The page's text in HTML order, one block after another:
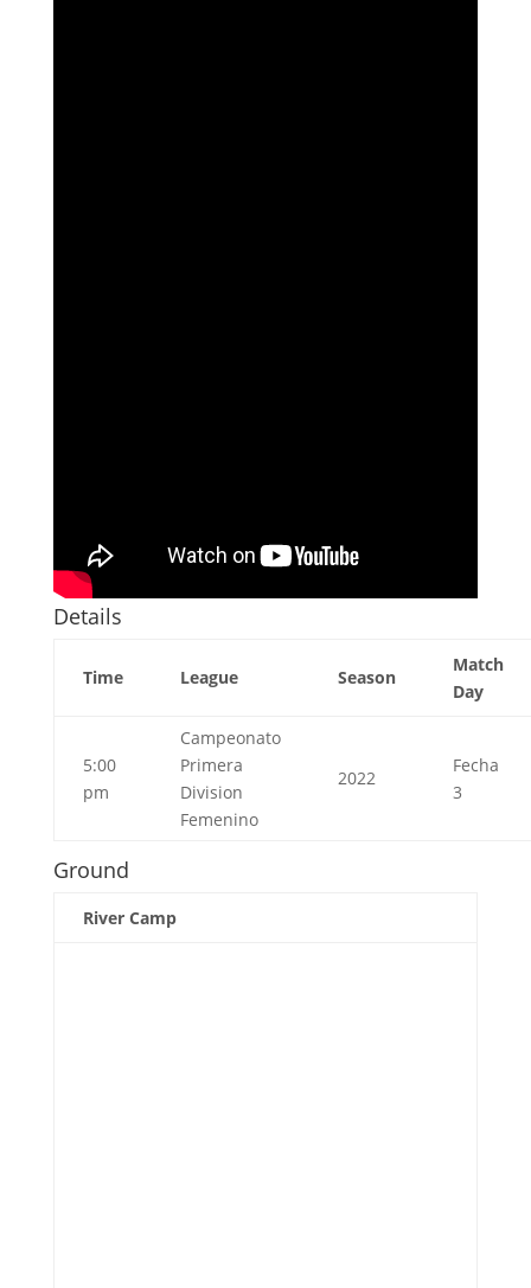
Details
Time League Season
Match
Day
5:00
pm
Campeonato
Primera
Division
Femenino
2022
Fecha
3
Ground
River Camp